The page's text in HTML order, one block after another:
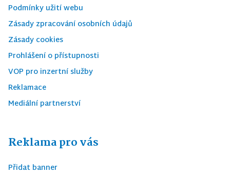
Podmínky užití webu
Zásady zpracování osobních údajů
Zásady cookies
Prohlášení o přístupnosti
VOP pro inzertní služby
Reklamace
Mediální partnerství
Reklama pro vás
Přidat banner